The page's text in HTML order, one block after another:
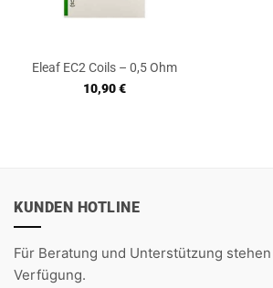
Eleaf EC2 Coils – 0,5 Ohm
10,90€
KUNDEN HOTLINE
Für Beratung und Unterstützung
Verfügung.